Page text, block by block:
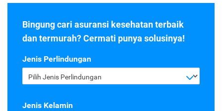
Bingung cari asuransi kesehatan terbaik
dan termurah? Cermati punya solusinya!
Jenis Perlindungan
Pilih Jenis Perlindungan
Jenis Kelamin